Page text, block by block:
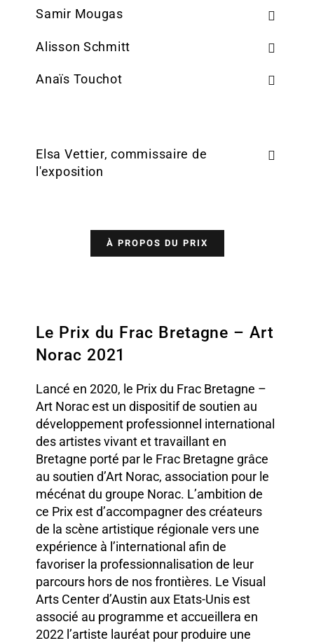
Samir Mougas
Alisson Schmitt
Anaïs Touchot
Elsa Vettier, commissaire de
l'exposition
À PROPOS DU PRIX
Le Prix du Frac Bretagne – Art
Norac 2021
Lancé en 2020, le Prix du Frac Bretagne –
Art Norac est un dispositif de soutien au
développement professionnel international
des artistes vivant et travaillant en
Bretagne porté par le Frac Bretagne grâce
au soutien d’Art Norac, association pour le
mécénat du groupe Norac. L’ambition de
ce Prix est d’accompagner des créateurs
de la scène artistique régionale vers une
expérience à l’international afin de
favoriser la professionnalisation de leur
parcours hors de nos frontières. Le Visual
Arts Center d’Austin aux Etats-Unis est
associé au programme et accueillera en
2022 l’artiste lauréat pour produire une